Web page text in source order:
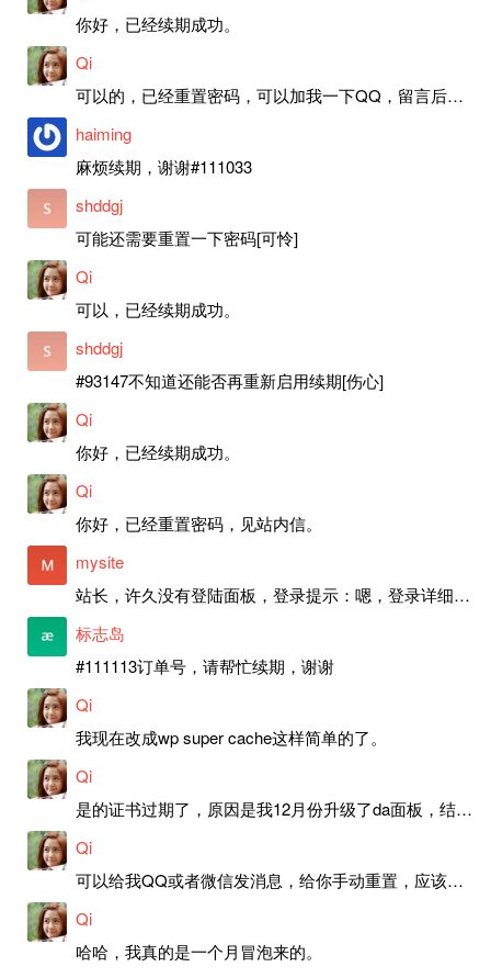
你好，已经续期成功。
Qi
可以的，已经重置密码，可以加我一下QQ，留言后我就发密码给你。
haiming
麻烦续期，谢谢#111033
shddgj
可能还需要重置一下密码[可怜]
Qi
可以，已经续期成功。
shddgj
#93147不知道还能否再重新启用续期[伤心]
Qi
你好，已经续期成功。
Qi
你好，已经重置密码，见站内信。
mysite
站长，许久没有登陆面板，登录提示：嗯，登录详细信息似乎不正确。请重试。 网站还可以正常使用。如果是密码问题请帮忙重置一下密码。谢谢。订单号：97790，账号：aa20210950。 站长，提交了工单，你回复续期成功，不过我的问题是面部登陆信息有问题，一直是初始密码，现在无法登陆，有时间麻烦排查一下。
标志岛
#111113订单号，请帮忙续期，谢谢
Qi
我现在改成wp super cache这样简单的了。
Qi
是的证书过期了，原因是我12月份升级了da面板，结果后台证书就不更新了，目前还在排查问题。切换PHP版本现在没有了，因为DA新版不支持。
Qi
可以给我QQ或者微信发消息，给你手动重置，应该是服务器插件有问题了，这个wp的主题太老了，导致现在好多的问题，网站的签到功能也是因为这个原因导致的。
Qi
哈哈，我真的是一个月冒泡来的。